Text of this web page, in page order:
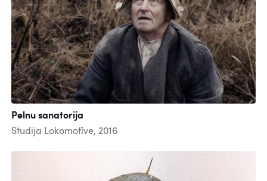
Pelnu sanatorija
Studija Lokomotīve, 2016